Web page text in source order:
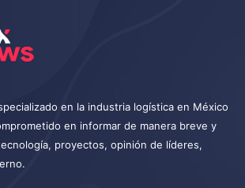
en la industria logística en México
en informar de manera breve y
proyectos, opinión de líderes,